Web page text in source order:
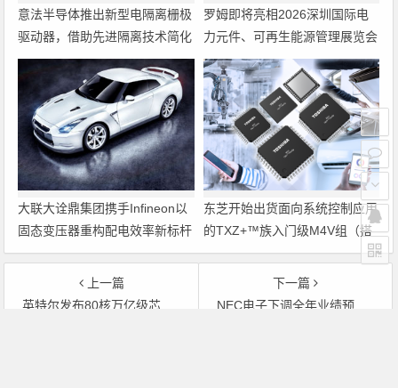
意法半导体推出新型电隔离栅极
驱动器，借助先进隔离技术简化
电源设计
罗姆即将亮相2026深圳国际电
力元件、可再生能源管理展览会
暨研讨会
大联大诠鼎集团携手Infineon以
固态变压器重构配电效率新标杆
东芝开始出货面向系统控制应用
的TXZ+™族入门级M4V组（搭
载Arm Cortex‑M4内核的标准微
控制器）工程样品
上一篇
英特尔发布80核万亿级芯片 5年入住PC和手机
下一篇
NEC电子下调全年业绩预期大规模重组自救